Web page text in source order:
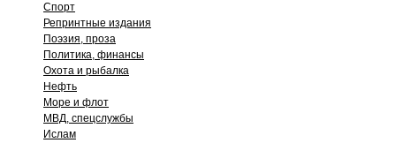
Спорт
Репринтные издания
Поэзия, проза
Политика, финансы
Охота и рыбалка
Нефть
Море и флот
МВД, спецслужбы
Ислам